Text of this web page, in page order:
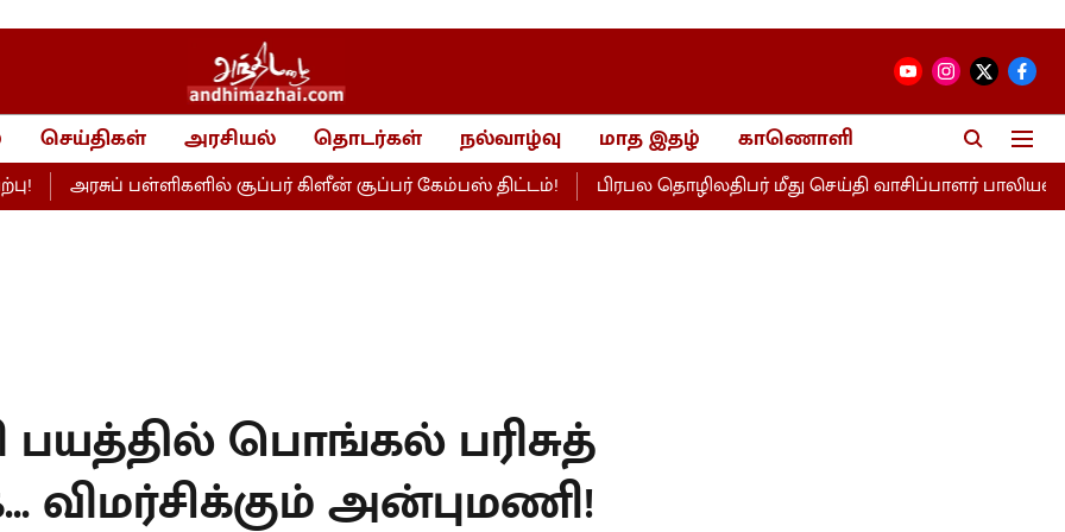
செய்திகள் அரசியல் தொடர்கள் நல்வாழ்வு மாத இதழ் காணொளி
அரசுப் பள்ளிகளில் சூப்பர் கிளீன் சூப்பர் கேம்பஸ் திட்டம்! பிரபல தொழிலதிபர் மீது செய்தி வாசிப்பாளர் பாலியல் புகார்!
பொங்கல் பரிசுத்
அன்புமணி!